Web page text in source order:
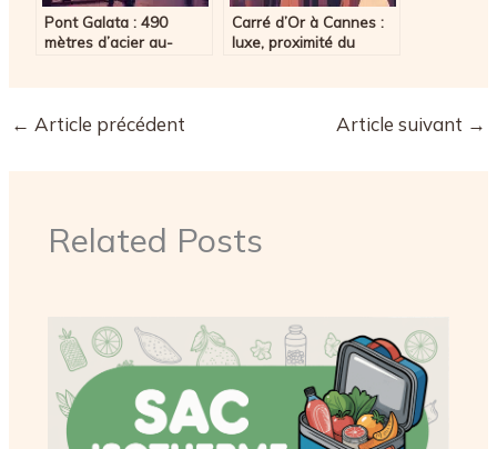
Pont Galata : 490
mètres d’acier au-
Carré d’Or à Cannes :
luxe, proximité du
← Article précédent Article suivant →
Related Posts